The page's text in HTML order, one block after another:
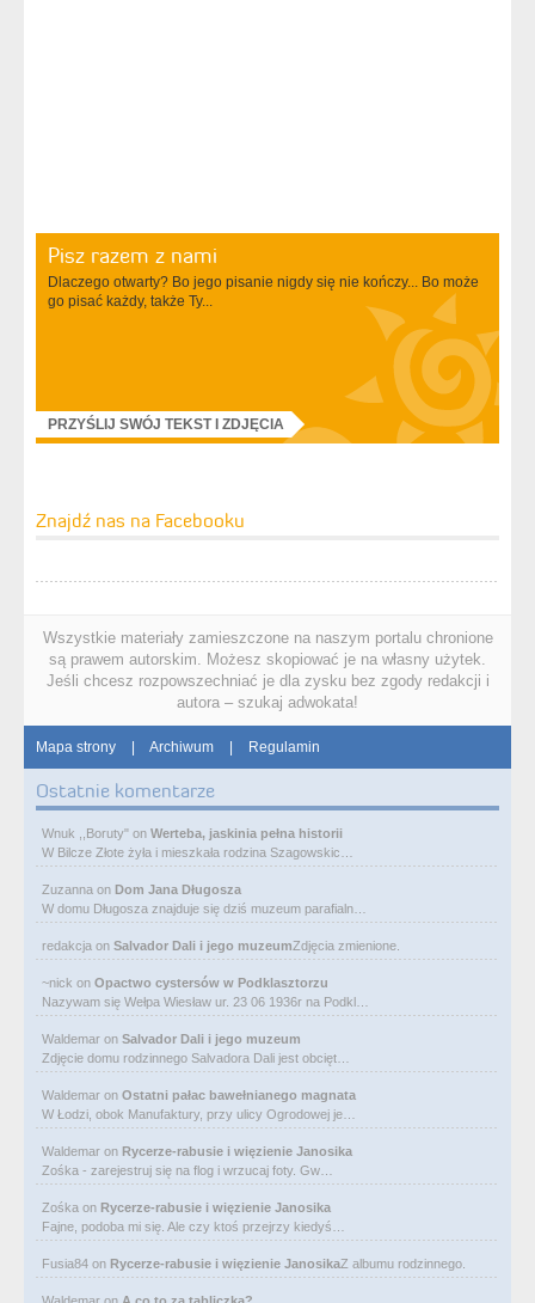
Pisz razem z nami
Dlaczego otwarty? Bo jego pisanie nigdy się nie kończy... Bo może
go pisać każdy, także Ty...
PRZYŚLIJ SWÓJ TEKST I ZDJĘCIA
Znajdź nas na Facebooku
Wszystkie materiały zamieszczone na naszym portalu chronione
są prawem autorskim. Możesz skopiować je na własny użytek.
Jeśli chcesz rozpowszechniać je dla zysku bez zgody redakcji i
autora – szukaj adwokata!
Mapa strony | Archiwum | Regulamin
Ostatnie komentarze
Wnuk ,,Boruty" on Werteba, jaskinia pełna historii
W Bilcze Złote żyła i mieszkała rodzina Szagowskic…
Zuzanna on Dom Jana Długosza
W domu Długosza znajduje się dziś muzeum parafialn…
redakcja on Salvador Dali i jego muzeumZdjęcia zmienione.
~nick on Opactwo cystersów w Podklasztorzu
Nazywam się Wełpa Wiesław ur. 23 06 1936r na Podkl…
Waldemar on Salvador Dali i jego muzeum
Zdjęcie domu rodzinnego Salvadora Dali jest obcięt…
Waldemar on Ostatni pałac bawełnianego magnata
W Łodzi, obok Manufaktury, przy ulicy Ogrodowej je…
Waldemar on Rycerze-rabusie i więzienie Janosika
Zośka - zarejestruj się na flog i wrzucaj foty. Gw…
Zośka on Rycerze-rabusie i więzienie Janosika
Fajne, podoba mi się. Ale czy ktoś przejrzy kiedyś…
Fusia84 on Rycerze-rabusie i więzienie JanosikaZ albumu rodzinnego.